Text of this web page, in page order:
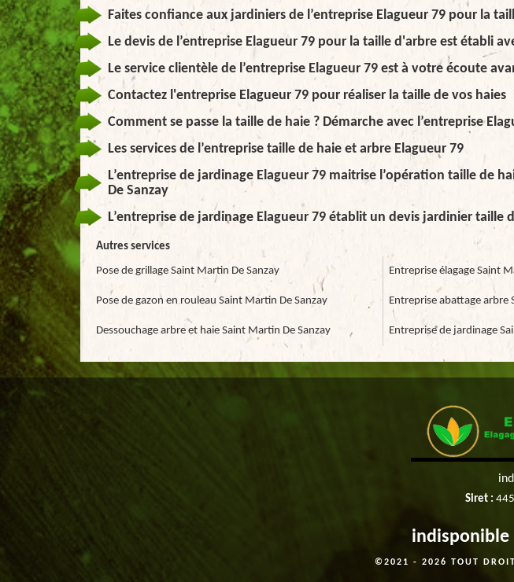
Faites confiance aux jardiniers de l’entreprise Elagueur 79 pour la
Le devis de l’entreprise Elagueur 79 pour la taille d'arbre est établi
Le service clientèle de l’entreprise Elagueur 79 est à votre écoute
Contactez l'entreprise Elagueur 79 pour réaliser la taille de vos haies
Comment se passe la taille de haie ? Démarche avec l’entreprise
Les services de l’entreprise taille de haie et arbre Elagueur 79
L’entreprise de jardinage Elagueur 79 maitrise l’opération taille de
De Sanzay
L’entreprise de jardinage Elagueur 79 établit un devis jardinier taille
Autres services
Pose de grillage Saint Martin De Sanzay
Pose de gazon en rouleau Saint Martin De Sanzay
Dessouchage arbre et haie Saint Martin De Sanzay
Entreprise élagage Saint
Entreprise abattage arbre
Entreprise de jardinage
Siret :
indisponible
©2021 - 2026 TOUT DROIT